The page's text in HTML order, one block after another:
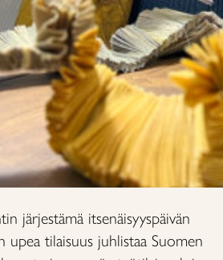
järjestämä itsenäisyyspäivän
upea tilaisuus juhlistaa Suomen